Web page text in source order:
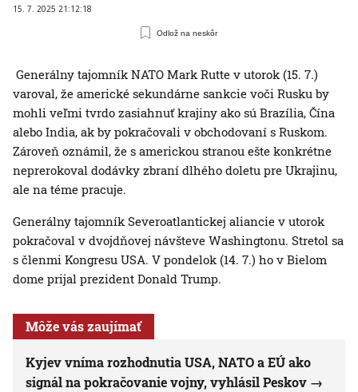
15. 7. 2025 21:12:18
Odlož na neskôr
Generálny tajomník NATO Mark Rutte v utorok (15. 7.)
varoval, že americké sekundárne sankcie voči Rusku by
mohli veľmi tvrdo zasiahnuť krajiny ako sú Brazília, Čína
alebo India, ak by pokračovali v obchodovaní s Ruskom.
Zároveň oznámil, že s americkou stranou ešte konkrétne
neprerokoval dodávky zbraní dlhého doletu pre Ukrajinu,
ale na téme pracuje.
Generálny tajomník Severoatlantickej aliancie v utorok
pokračoval v dvojdňovej návšteve Washingtonu. Stretol sa
s členmi Kongresu USA. V pondelok (14. 7.) ho v Bielom
dome prijal prezident Donald Trump.
Môže vás zaujímať
Kyjev vníma rozhodnutia USA, NATO a EÚ ako
signál na pokračovanie vojny, vyhlásil Peskov